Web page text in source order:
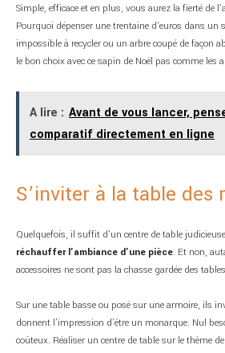
Simple, efficace et en plus, vous aurez la fierté de
Pourquoi dépenser une trentaine d’euros dans
impossible à recycler ou un arbre coupé de façon
le bon choix avec ce sapin de Noël pas comme les
A lire : Avant de vous lancer,
comparatif directement en ligne
S’inviter à la table des
Quelquefois, il suffit d’un centre de table
réchauffer l’ambiance d’une pièce. Et non,
accessoires ne sont pas la chasse gardée des
Sur une table basse ou posé sur une armoire, ils
donnent l’impression d’être un monarque. Nul
coûteux. Réaliser un centre de table sur le thème